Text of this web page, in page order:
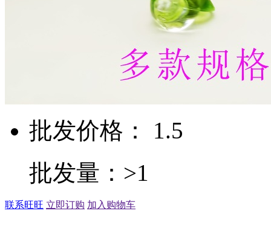
批发价格： 1.5
批发量：>1
联系旺旺 立即订购 加入购物车